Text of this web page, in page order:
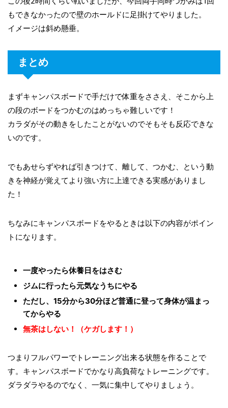
もできなかったので壁のホールドに足掛けてやりました。
イメージは斜め懸垂。
まとめ
まずキャンパスボードで手だけで体重をささえ、そこから上
の段のボードをつかむのはめっちゃ難しいです！
カラダがその動きをしたことがないのでそもそも反応できな
いのです。
でもあせらずやれば引きつけて、離して、つかむ、という動
きを神経が覚えてより強い方に上達できる実感がありまし
た！
ちなみにキャンパスボードをやるときは以下の内容がポイン
トになります。
一度やったら休養日をはさむ
ジムに行ったら元気なうちにやる
ただし、15分から30分ほど普通に登って身体が温まっ
てからやる
無茶はしない！（ケガします！）
つまりフルパワーでトレーニング出来る状態を作ることで
す。キャンパスボードでかなり高負荷なトレーニングです。
ダラダラやるのでなく、一気に集中してやりましょう。